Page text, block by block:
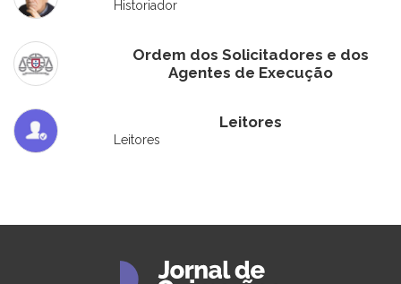
Historiador
Ordem dos Solicitadores e dos
Agentes de Execução
Leitores
Leitores